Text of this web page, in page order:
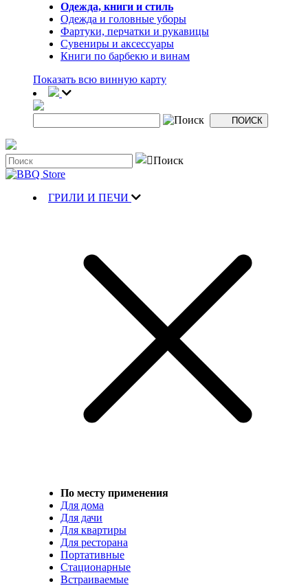
Одежда, книги и стиль
Одежда и головные уборы
Фартуки, перчатки и рукавицы
Сувениры и аксессуары
Книги по барбекю и винам
Показать всю винную карту
ГРИЛИ И ПЕЧИ
По месту применения
Для дома
Для дачи
Для квартиры
Для ресторана
Портативные
Стационарные
Встраиваемые